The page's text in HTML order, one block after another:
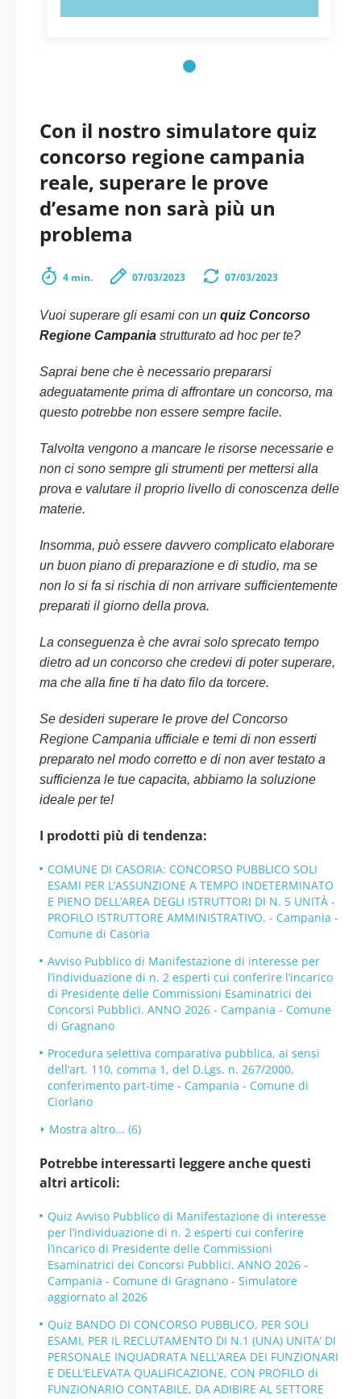
Con il nostro simulatore quiz
concorso regione campania
reale, superare le prove
d’esame non sarà più un
problema
4 min. 07/03/2023 07/03/2023
Vuoi superare gli esami con un quiz Concorso
Regione Campania strutturato ad hoc per te?
Saprai bene che è necessario prepararsi
adeguatamente prima di affrontare un concorso, ma
questo potrebbe non essere sempre facile.
Talvolta vengono a mancare le risorse necessarie e
non ci sono sempre gli strumenti per mettersi alla
prova e valutare il proprio livello di conoscenza delle
materie.
Insomma, può essere davvero complicato elaborare
un buon piano di preparazione e di studio, ma se
non lo si fa si rischia di non arrivare sufficientemente
preparati il giorno della prova.
La conseguenza è che avrai solo sprecato tempo
dietro ad un concorso che credevi di poter superare,
ma che alla fine ti ha dato filo da torcere.
Se desideri superare le prove del Concorso
Regione Campania ufficiale e temi di non esserti
preparato nel modo corretto e di non aver testato a
sufficienza le tue capacita, abbiamo la soluzione
ideale per te!
I prodotti più di tendenza:
COMUNE DI CASORIA: CONCORSO PUBBLICO SOLI
ESAMI PER L’ASSUNZIONE A TEMPO INDETERMINATO
E PIENO DELL’AREA DEGLI ISTRUTTORI DI N. 5 UNITÀ -
PROFILO ISTRUTTORE AMMINISTRATIVO. - Campania -
Comune di Casoria
Avviso Pubblico di Manifestazione di interesse per
l’individuazione di n. 2 esperti cui conferire l’incarico
di Presidente delle Commissioni Esaminatrici dei
Concorsi Pubblici. ANNO 2026 - Campania - Comune
di Gragnano
Procedura selettiva comparativa pubblica, ai sensi
dell’art. 110, comma 1, del D.Lgs. n. 267/2000,
conferimento part-time - Campania - Comune di
Ciorlano
Mostra altro... (6)
Potrebbe interessarti leggere anche questi
altri articoli:
Quiz Avviso Pubblico di Manifestazione di interesse
per l’individuazione di n. 2 esperti cui conferire
l’incarico di Presidente delle Commissioni
Esaminatrici dei Concorsi Pubblici. ANNO 2026 -
Campania - Comune di Gragnano - Simulatore
aggiornato al 2026
Quiz BANDO DI CONCORSO PUBBLICO, PER SOLI
ESAMI, PER IL RECLUTAMENTO DI N.1 (UNA) UNITA’ DI
PERSONALE INQUADRATA NELL’AREA DEI FUNZIONARI
E DELL’ELEVATA QUALIFICAZIONE, CON PROFILO di
FUNZIONARIO CONTABILE, DA ADIBIRE AL SETTORE